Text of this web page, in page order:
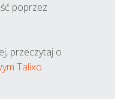
poprzez
przeczytaj o
Talixo